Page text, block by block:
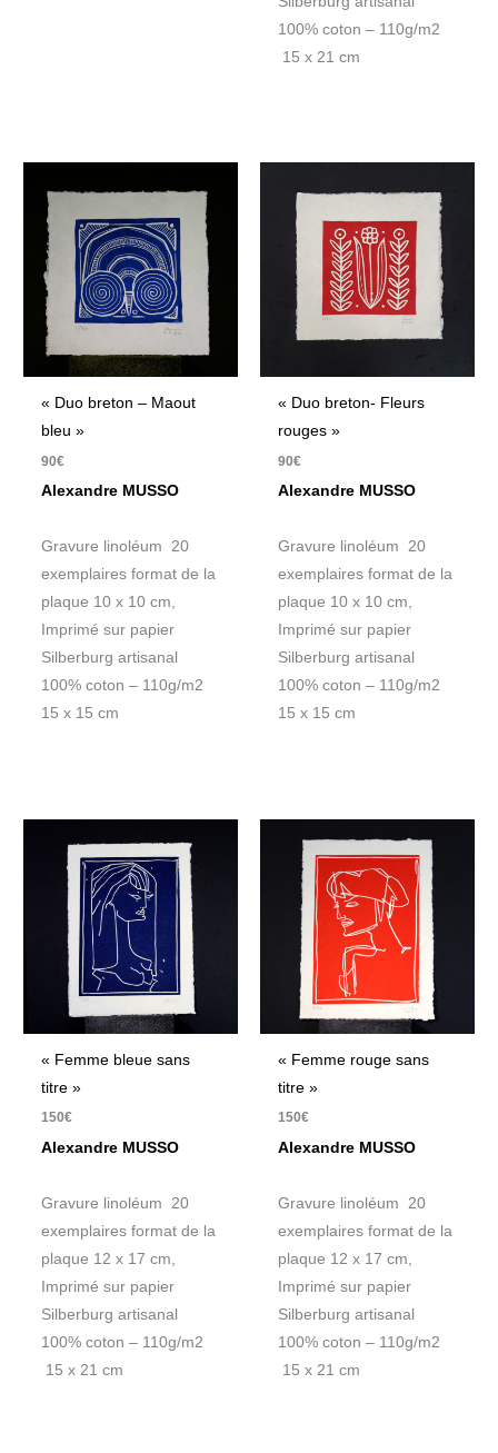
100% coton – 110g/m2
15 x 21 cm
« Duo breton – Maout
bleu »
90€
Alexandre MUSSO
Gravure linoléum 20
exemplaires format de la
plaque 10 x 10 cm,
Imprimé sur papier
Silberburg artisanal
100% coton – 110g/m2
15 x 15 cm
« Duo breton- Fleurs
rouges »
90€
Alexandre MUSSO
Gravure linoléum 20
exemplaires format de la
plaque 10 x 10 cm,
Imprimé sur papier
Silberburg artisanal
100% coton – 110g/m2
15 x 15 cm
« Femme bleue sans
titre »
150€
Alexandre MUSSO
Gravure linoléum 20
exemplaires format de la
plaque 12 x 17 cm,
Imprimé sur papier
Silberburg artisanal
100% coton – 110g/m2
15 x 21 cm
« Femme rouge sans
titre »
150€
Alexandre MUSSO
Gravure linoléum 20
exemplaires format de la
plaque 12 x 17 cm,
Imprimé sur papier
Silberburg artisanal
100% coton – 110g/m2
15 x 21 cm